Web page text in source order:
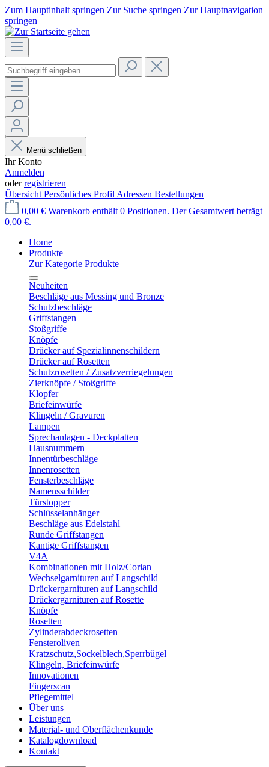
Zum Hauptinhalt springen Zur Suche springen Zur Hauptnavigation
springen
Menü schließen
Ihr Konto
Anmelden
oderregistrieren
Übersicht Persönliches Profil Adressen Bestellungen
0,00 € Warenkorb enthält 0 Positionen. Der Gesamtwert beträgt
0,00 €.
Home
Produkte
Zur Kategorie Produkte
Neuheiten
Beschläge aus Messing und Bronze
Schutzbeschläge
Griffstangen
Stoßgriffe
Knöpfe
Drücker auf Spezialinnenschildern
Drücker auf Rosetten
Schutzrosetten / Zusatzverriegelungen
Zierknöpfe / Stoßgriffe
Klopfer
Briefeinwürfe
Klingeln / Gravuren
Lampen
Sprechanlagen - Deckplatten
Hausnummern
Innentürbeschläge
Innenrosetten
Fensterbeschläge
Namensschilder
Türstopper
Schlüsselanhänger
Beschläge aus Edelstahl
Runde Griffstangen
Kantige Griffstangen
V4A
Kombinationen mit Holz/Corian
Wechselgarnituren auf Langschild
Drückergarnituren auf Langschild
Drückergarnituren auf Rosette
Knöpfe
Rosetten
Zylinderabdeckrosetten
Fensteroliven
Kratzschutz,Sockelblech,Sperrbügel
Klingeln, Briefeinwürfe
Innovationen
Fingerscan
Pflegemittel
Über uns
Leistungen
Material- und Oberflächenkunde
Katalogdownload
Kontakt